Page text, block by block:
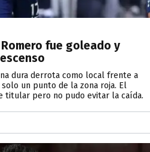
fue goleado y
dura derrota como local frente a
un punto de la zona roja. El
titular pero no pudo evitar la caída.